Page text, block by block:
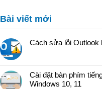
Bài viết mới
Cách sửa lỗi Outlook
Cài đặt bàn phím
Windows 10, 11